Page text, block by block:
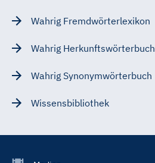
Wahrig Fremdwörterlexikon
Wahrig Herkunftswörterbuch
Wahrig Synonymwörterbuch
Wissensbibliothek